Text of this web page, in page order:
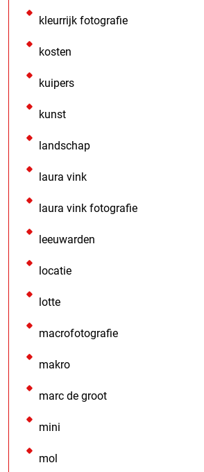
kleurrijk fotografie
kosten
kuipers
kunst
landschap
laura vink
laura vink fotografie
leeuwarden
locatie
lotte
macrofotografie
makro
marc de groot
mini
mol